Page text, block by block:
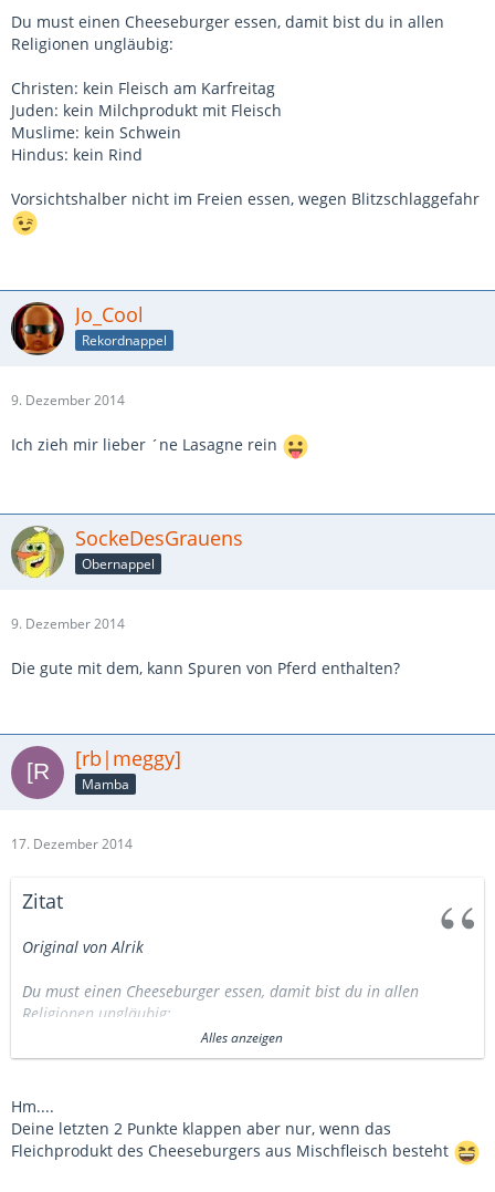
Du must einen Cheeseburger essen, damit bist du in allen
Religionen ungläubig:
Christen: kein Fleisch am Karfreitag
Juden: kein Milchprodukt mit Fleisch
Muslime: kein Schwein
Hindus: kein Rind
Vorsichtshalber nicht im Freien essen, wegen Blitzschlaggefahr
Jo_Cool
Rekordnappel
9. Dezember 2014
Ich zieh mir lieber ´ne Lasagne rein
SockeDesGrauens
Obernappel
9. Dezember 2014
Die gute mit dem, kann Spuren von Pferd enthalten?
[rb|meggy]
Mamba
17. Dezember 2014
Zitat
Original von Alrik
Du must einen Cheeseburger essen, damit bist du in allen
Religionen ungläubig:
Christen: kein Fleisch am Karfreitag
Muslime: kein Schwein
Hindus: kein Rind
Alles anzeigen
Hm....
Deine letzten 2 Punkte klappen aber nur, wenn das
Fleichprodukt des Cheeseburgers aus Mischfleisch besteht